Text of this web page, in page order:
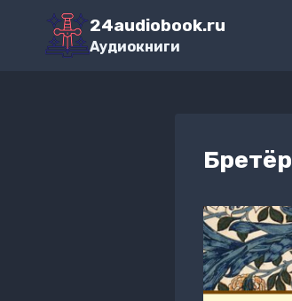
Перейти
содержимому
24audiobook.ru
Аудиокниги
Бретёр